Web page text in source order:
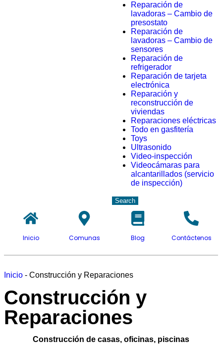
Reparación de
lavadoras – Cambio de
presostato
Reparación de
lavadoras – Cambio de
sensores
Reparación de
refrigerador
Reparación de tarjeta
electrónica
Reparación y
reconstrucción de
viviendas
Reparaciones eléctricas
Todo en gasfitería
Toys
Ultrasonido
Video-inspección
Videocámaras para
alcantarillados (servicio
de inspección)
Search
Inicio Comunas Blog Contáctenos
Inicio - Construcción y Reparaciones
Construcción y
Reparaciones
Construcción de casas, oficinas, piscinas